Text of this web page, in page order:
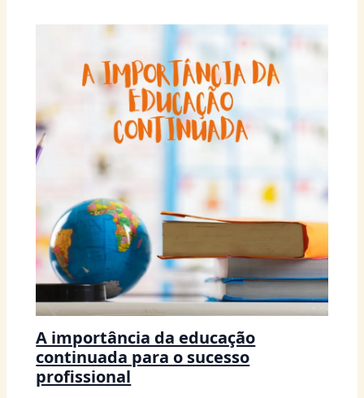
A importância da educação
continuada para o sucesso
profissional